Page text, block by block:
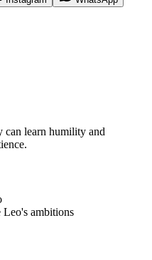
can learn humility and
ambitions